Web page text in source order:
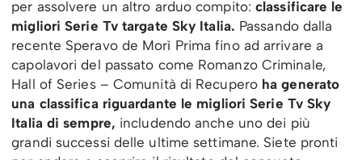
per assolvere un altro arduo compito: classificare le
migliori Serie Tv targate Sky Italia. Passando dalla
recente Speravo de Morì Prima fino ad arrivare a
capolavori del passato come Romanzo Criminale,
Hall of Series – Comunità di Recuperoha generato
una classifica riguardante le migliori Serie Tv Sky
Italia di sempre, includendo anche uno dei più
grandi successi delle ultime settimane. Siete pronti